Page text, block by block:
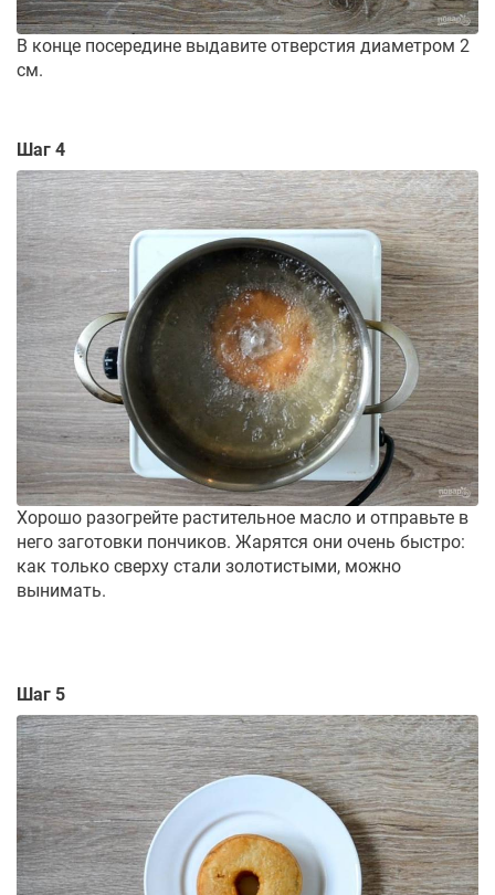
В конце посередине выдавите отверстия диаметром 2
см.
Шаг 4
Хорошо разогрейте растительное масло и отправьте в
него заготовки пончиков. Жарятся они очень быстро:
как только сверху стали золотистыми, можно
вынимать.
Шаг 5